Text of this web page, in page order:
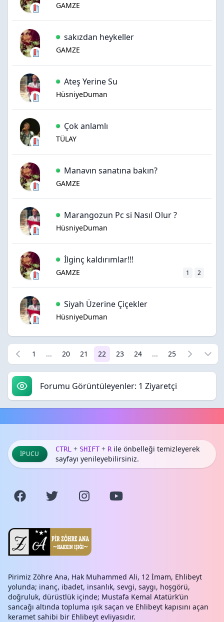
GAMZE
sakızdan heykeller
GAMZE
Ateş Yerine Su
HüsniyeDuman
Çok anlamlı
TÜLAY
Manavın sanatına bakın?
GAMZE
Marangozun Pc si Nasıl Olur ?
HüsniyeDuman
İlginç kaldırımlar!!!
GAMZE 1 2
Siyah Üzerine Çiçekler
HüsniyeDuman
1 ... 20 21 22 23 24 ... 25
Forumu Görüntüleyenler: 1 Ziyaretçi
İPUCU
CTRL + SHIFT + Rile önbelleği temizleyerek
sayfayı yenileyebilirsiniz.
Pirimiz Zöhre Ana, Hak Muhammed Ali, 12 İmam, Ehlibeyt
yolunda; inanç, ibadet, insanlık, sevgi, saygı, hoşgörü,
doğruluk, dürüstlük içinde; Mustafa Kemal Atatürk’ün
sancağı altında topluma ışık saçan ve Ehlibeyt kapısını açan
keramet sahibi bir Ehlibeyt evliyasıdır.